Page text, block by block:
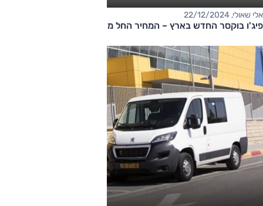
אלי שאולי, 22/12/2024
פיג'ו בוקסר החדש בארץ – המחיר החל מ-316,000 שקלים